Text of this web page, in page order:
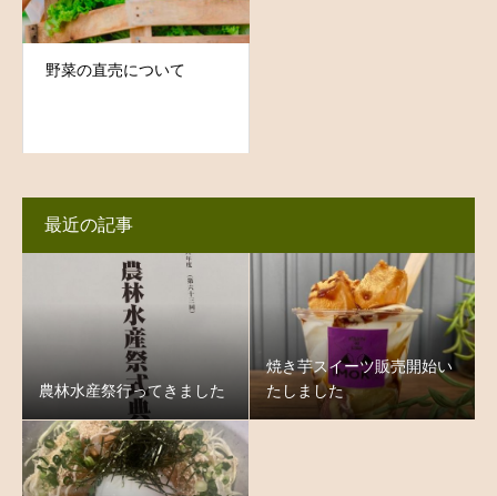
野菜の直売について
最近の記事
農林水産祭行ってきました
焼き芋スイーツ販売開始い
たしました